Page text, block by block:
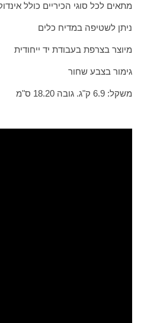
מתאים לכל סוגי הכיריים כולל
ניתן לשטיפה במדיח כלים
מיוצר בצרפת בעבודת יד ייחודית
גימור בצבע שחור
משקל: 6.9 ק"ג. גובה 18.20 ס"מ